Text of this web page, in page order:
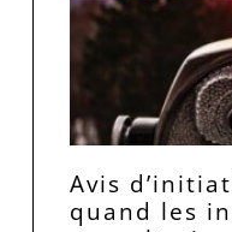
Avis
quand les